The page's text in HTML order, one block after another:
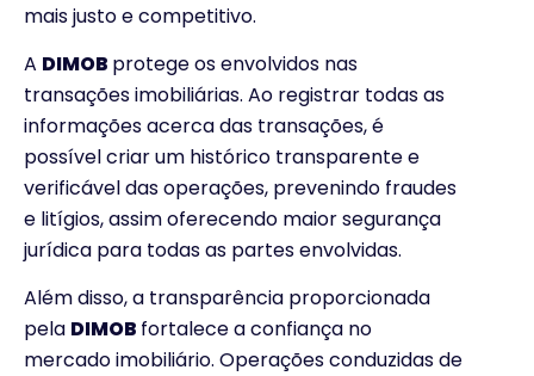
mais justo e competitivo.
A DIMOB protege os envolvidos nas
transações imobiliárias. Ao registrar todas as
informações acerca das transações, é
possível criar um histórico transparente e
verificável das operações, prevenindo fraudes
e litígios, assim oferecendo maior segurança
jurídica para todas as partes envolvidas.
Além disso, a transparência proporcionada
pela DIMOB fortalece a confiança no
mercado imobiliário. Operações conduzidas de